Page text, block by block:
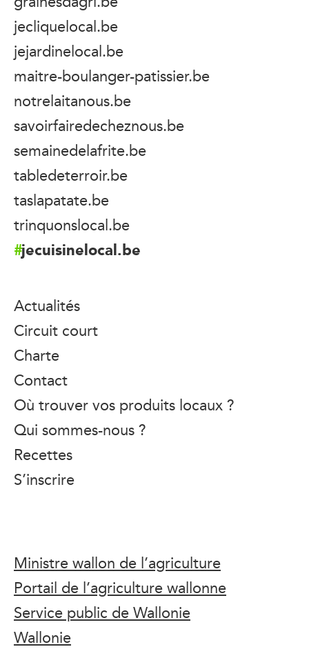
jecliquelocal.be
jejardinelocal.be
maitre-boulanger-patissier.be
notrelaitanous.be
savoirfairedecheznous.be
semainedelafrite.be
tabledeterroir.be
taslapatate.be
trinquonslocal.be
jecuisinelocal.be
Actualités
Circuit court
Charte
Contact
Où trouver vos produits locaux ?
Qui sommes-nous ?
Recettes
S’inscrire
Ministre wallon de l’agriculture
Portail de l’agriculture wallonne
Service public de Wallonie
Wallonie